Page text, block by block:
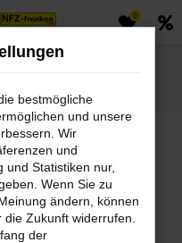
0
V90
nach
bestmögliche
und unsere
Wir
und
Statistiken nur,
Wenn Sie zu
ändern, können
Zukunft widerrufen.
der